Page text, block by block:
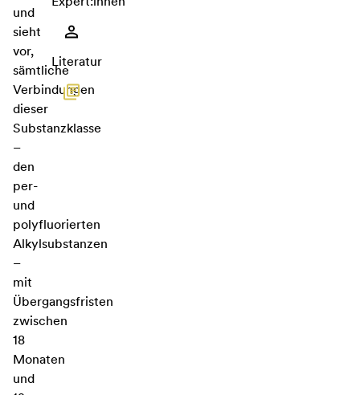
und
sieht
vor,
sämtliche
Verbindungen
dieser
Substanzklasse
–
den
per-
und
polyfluorierten
Alkylsubstanzen
–
mit
Übergangsfristen
zwischen
18
Monaten
und
Literatur